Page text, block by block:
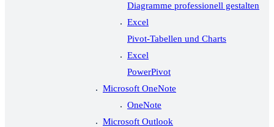
Diagramme professionell gestalten
Excel
Pivot-Tabellen und Charts
Excel
PowerPivot
Microsoft OneNote
OneNote
Microsoft Outlook